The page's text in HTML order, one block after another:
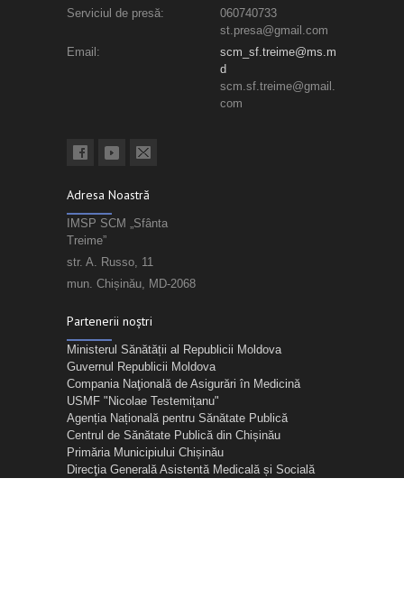
Serviciul de presă:
060740733
st.presa@gmail.com
Email:
scm_sf.treime@ms.m
d
scm.sf.treime@gmail.
com
Adresa Noastră
IMSP SCM „Sfânta
Treime”
str. A. Russo, 11
mun. Chișinău, MD-2068
Partenerii noștri
Ministerul Sănătății al Republicii Moldova
Guvernul Republicii Moldova
Compania Naţională de Asigurări în Medicină
USMF "Nicolae Testemițanu"
Agenția Națională pentru Sănătate Publică
Centrul de Sănătate Publică din Chișinău
Primăria Municipiului Chișinău
Direcţia Generală Asistentă Medicală și Socială